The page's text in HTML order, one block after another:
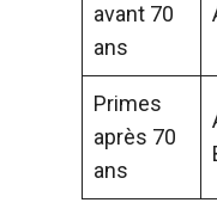
avant 70
ans
Primes
après 70
ans